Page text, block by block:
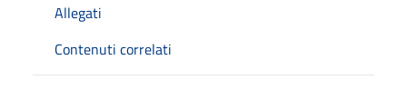
Allegati
Contenuti correlati